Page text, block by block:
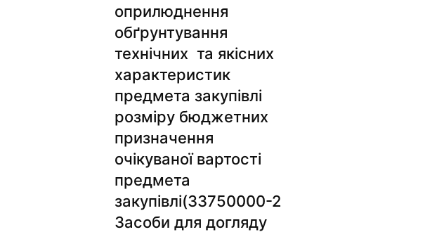
оприлюднення
обґрунтування
технічних та якісних
характеристик
предмета закупівлі
розміру бюджетних
призначення
очікуваної вартості
предмета
закупівлі(33750000-2
Засоби для догляду